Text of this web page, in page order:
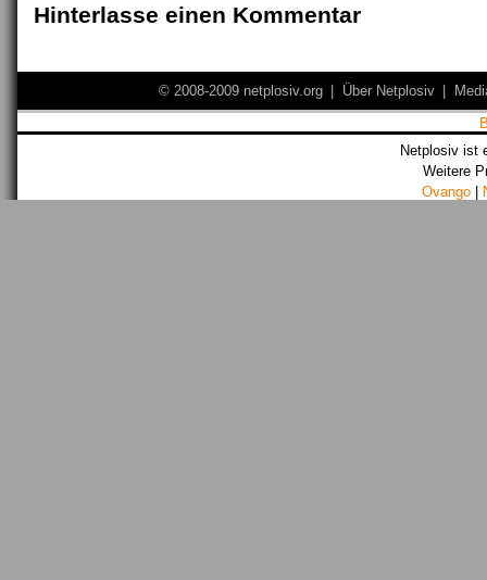
Hinterlasse einen Kommentar
© 2008-2009 netplosiv.org Über Netplosiv
Netplosiv ist
Weitere
Ovango